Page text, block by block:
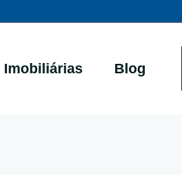
Imobiliárias Blog